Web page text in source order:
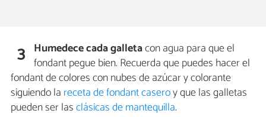
3 Humedece cada galletacon agua para que el
fondant pegue bien. Recuerda que puedes hacer el
fondant de colores con nubes de azúcar y colorante
siguiendo la receta de fondant caseroy que las galletas
pueden ser lasclásicas de mantequilla.